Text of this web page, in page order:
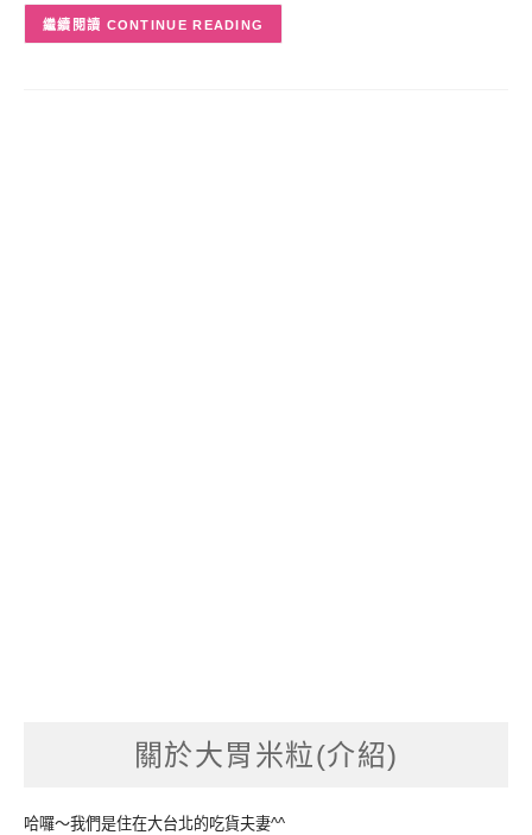
CONTINUE READING
關於大胃米粒(介紹)
哈囉～我們是住在大台北的吃貨夫妻^^